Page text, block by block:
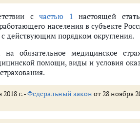
счастью 1 настоящей
населения в субъекте
с действующим порядком округления.
обязательное медицинское
помощи, виды и условия
г. -Федеральный закон от 28 ноября